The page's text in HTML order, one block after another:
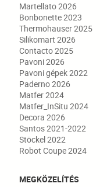
Martellato 2026
Bonbonette 2023
Thermohauser 2025
Silikomart 2026
Contacto 2025
Pavoni 2026
Pavoni gépek 2022
Paderno 2026
Matfer 2024
Matfer_InSitu 2024
Decora 2026
Santos 2021-2022
Stöckel 2022
Robot Coupe 2024
MEGKÖZELÍTÉS